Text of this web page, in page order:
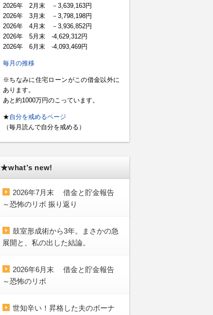
2026年 2月末 －3,639,163円
2026年 3月末 －3,798,198円
2026年 4月末 －3,936,852円
2026年 5月末 -4,629,312円
2026年 6月末 -4,093,469円
毎月の推移
※ちなみに住宅ローンがこの借金以外に
あります。
あと約1000万円のこっています。
★自分を戒めるページ
（毎月読んで自分を戒める）
★what’s new!
2026年7月末 借金と貯金報告
～恐怖のリボ 振り返り
鼓室形成術から3年。まさかの急
展開と、私の出した結論。
2026年6月末 借金と貯金報告
～恐怖のリボ
世知辛い！昇格した夫のボーナ